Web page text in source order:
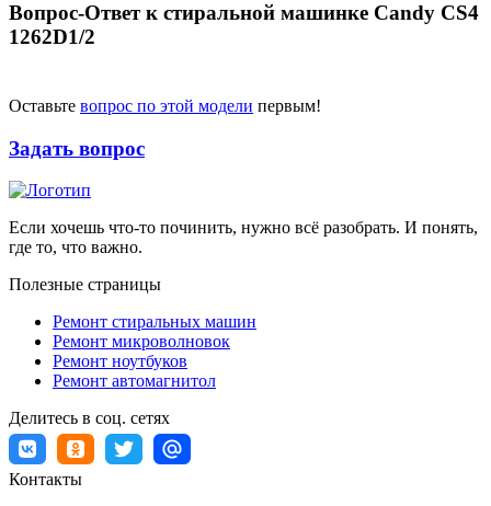
Вопрос-Ответ к стиральной машинке Candy CS4
1262D1/2
Оставьте вопрос по этой модели первым!
Задать вопрос
Если хочешь что-то починить, нужно всё разобрать. И понять,
где то, что важно.
Полезные страницы
Ремонт стиральных машин
Ремонт микроволновок
Ремонт ноутбуков
Ремонт автомагнитол
Делитесь в соц. сетях
Контакты